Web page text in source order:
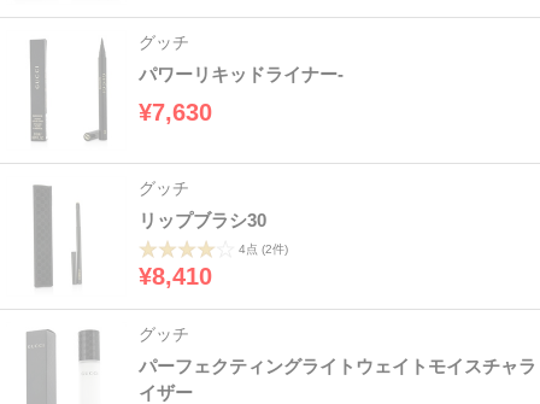
グッチ
パワーリキッドライナー-
¥7,630
グッチ
リップブラシ30
4点 (2件)
¥8,410
グッチ
パーフェクティングライトウェイトモイスチャラ
イザー